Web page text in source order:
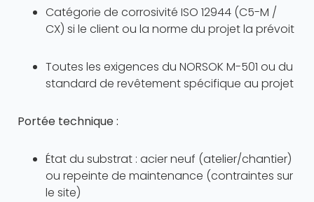
Catégorie de corrosivité ISO 12944 (C5-M /
CX) si le client ou la norme du projet la prévoit
Toutes les exigences du NORSOK M-501 ou du
standard de revêtement spécifique au projet
Portée technique :
État du substrat : acier neuf (atelier/chantier)
ou repeinte de maintenance (contraintes sur
le site)